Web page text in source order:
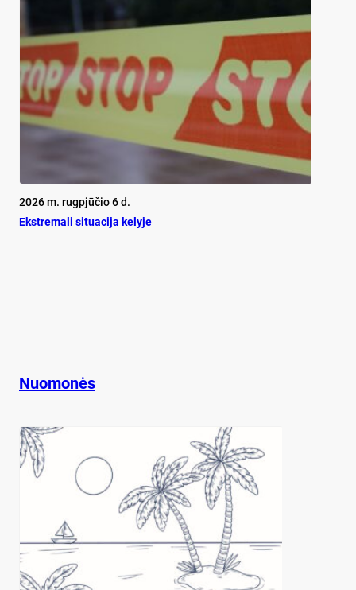
2026 m. rugpjūčio 6 d.
Ekst­re­ma­li si­tua­ci­ja ke­ly­je
Nuomonės